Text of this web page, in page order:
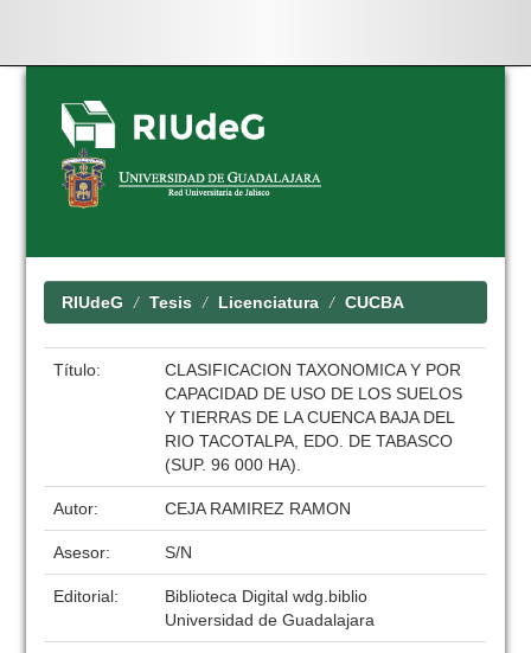
Skip
navigation
RIUdeG Tesis Licenciatura CUCBA
Título:
CLASIFICACION TAXONOMICA Y POR
CAPACIDAD DE USO DE LOS SUELOS
Y TIERRAS DE LA CUENCA BAJA DEL
RIO TACOTALPA, EDO. DE TABASCO
(SUP. 96 000 HA).
Autor: CEJA RAMIREZ RAMON
Asesor: S/N
Editorial:
Biblioteca Digital wdg.biblio
Universidad de Guadalajara